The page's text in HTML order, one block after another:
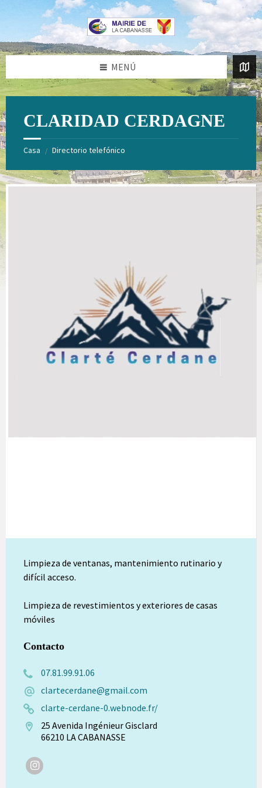
Saltar
Saltar
página
MENÚ
CLARIDAD CERDAGNE
Casa / Directorio telefónico
Limpieza de ventanas, mantenimiento rutinario y
difícil acceso.
Limpieza de revestimientos y exteriores de casas
móviles
Contacto
07.81.99.91.06
clartecerdane@gmail.com
clarte-cerdane-0.webnode.fr/
25 Avenida Ingénieur Gisclard
66210 LA CABANASSE
Instagram